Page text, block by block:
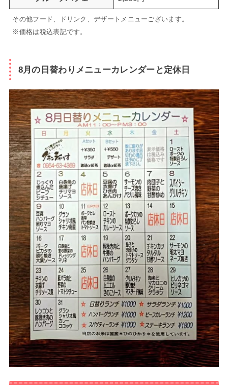
その他フード、ドリンク、デザートメニューございます。
※価格は税込表記です。
8月の日替わりメニューカレンダーと定休日